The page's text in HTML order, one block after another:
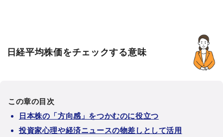
日経平均株価をチェックする意味
この章の目次
日本株の「方向感」をつかむのに役立つ
投資家心理や経済ニュースの物差しとして活用